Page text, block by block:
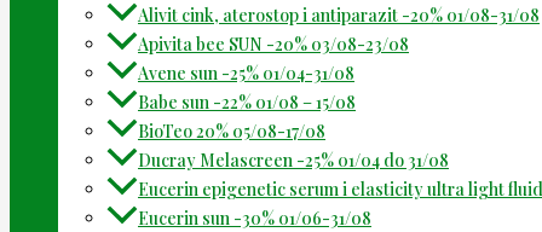
Alivit cink, aterostop i antiparazit -20% 01/08-31/08
Apivita bee SUN -20% 03/08-23/08
Avene sun -25% 01/04-31/08
Babe sun -22% 01/08 – 15/08
BioTeo 20% 05/08-17/08
Ducray Melascreen -25% 01/04 do 31/08
Eucerin epigenetic serum i elasticity ultra light
Eucerin sun -30% 01/06-31/08